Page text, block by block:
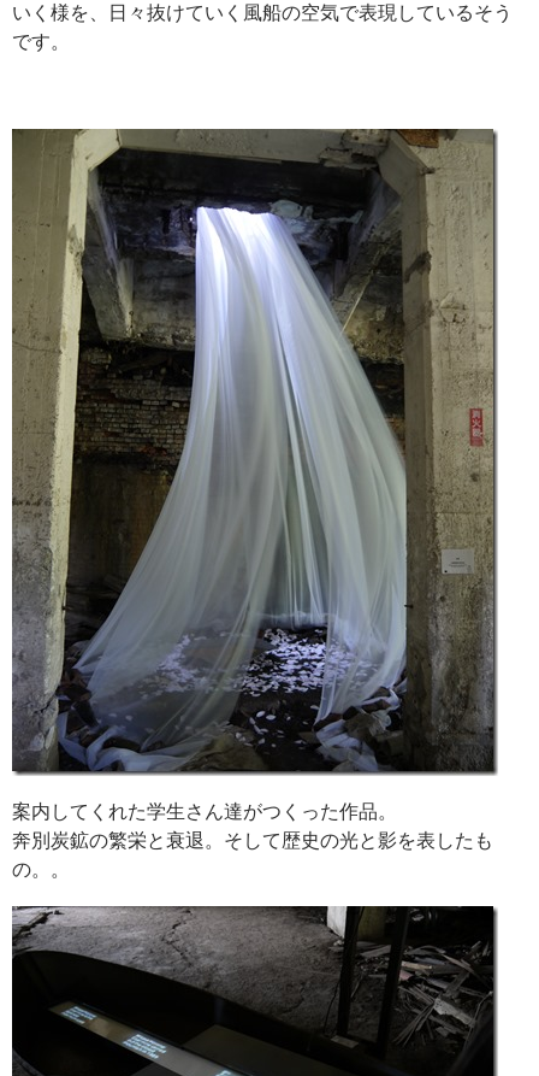
いく様を、日々抜けていく風船の空気で表現しているそう
です。
案内してくれた学生さん達がつくった作品。
奔別炭鉱の繁栄と衰退。そして歴史の光と影を表したも
の。。